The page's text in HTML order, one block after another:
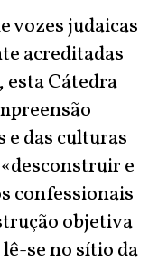
vozes judaicas
acreditadas
Cátedra
das culturas
e
confessionais
objetiva
se no sítio da